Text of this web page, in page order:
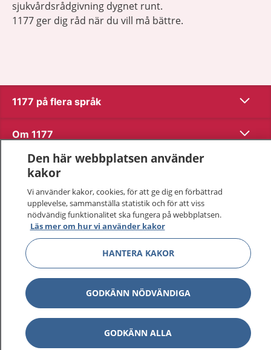
sjukvårdsrådgivning dygnet runt.
1177 ger dig råd när du vill må bättre.
1177 på flera språk Visa
Om 1177 Visa
Kontakt
Behandling av personuppgifter
Hantering av kakor
Inställningar för kakor
1177 – en tjänst frånInera.
Den här webbplatsen använder
kakor
Vi använder kakor, cookies, för att ge dig en förbättrad
upplevelse, sammanställa statistik och för att viss
nödvändig funktionalitet ska fungera på webbplatsen.
Läs mer om hur vi använder kakor
HANTERA KAKOR
GODKÄNN NÖDVÄNDIGA
GODKÄNN ALLA